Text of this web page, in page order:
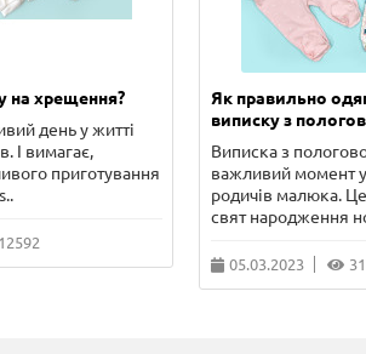
на хрещення?
день у житті
І вимагає,
приготування
12592
Як правильно
виписку з
Виписка з
важливий момент
родичів малюка.
свят народження
05.03.2023